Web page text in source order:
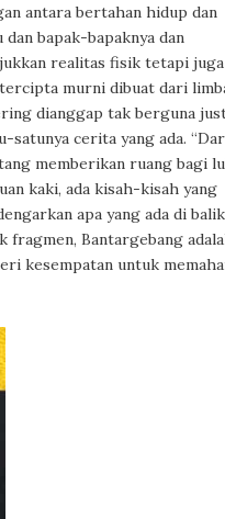
antara bertahan hidup dan
bapak-bapaknya dan
realitas fisik tetapi juga
murni dibuat dari
dianggap tak berguna
satunya cerita yang ada.
memberikan ruang bagi
kaki, ada kisah-kisah yang
apa yang ada di balik
Bantargebang
kesempatan untuk